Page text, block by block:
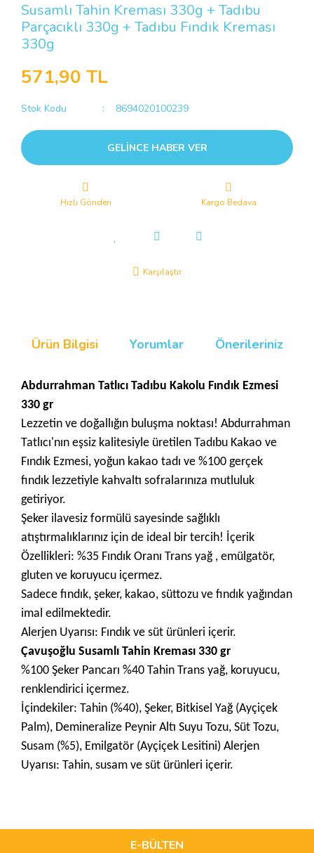
Susamlı Tahin Kreması 330g + Tadıbu
Parçacıklı 330g + Tadıbu Fındık Kreması
330g
571,90 TL
Stok Kodu 8694020100239
GELİNCE HABER VER
Hızlı Gönderi Kargo Bedava
Karşılaştır
Ürün Bilgisi Yorumlar Önerileriniz
Abdurrahman Tatlıcı Tadıbu Kakolu Fındık Ezmesi
330 gr
Lezzetin ve doğallığın buluşma noktası! Abdurrahman
Tatlıcı'nın eşsiz kalitesiyle üretilen Tadıbu Kakao ve
Fındık Ezmesi, yoğun kakao tadı ve %100 gerçek
fındık lezzetiyle kahvaltı sofralarınıza mutluluk
getiriyor.
Şeker ilavesiz formülü sayesinde sağlıklı
atıştırmalıklarınız için de ideal bir tercih! İçerik
Özellikleri: %35 Fındık Oranı Trans yağ , emülgatör,
gluten ve koruyucu içermez.
Sadece fındık, şeker, kakao, süttozu ve fındık yağından
imal edilmektedir.
Alerjen Uyarısı: Fındık ve süt ürünleri içerir.
Çavuşoğlu Susamlı Tahin Kreması 330 gr
%100 Şeker Pancarı %40 Tahin Trans yağ, koruyucu,
renklendirici içermez.
İçindekiler: Tahin (%40), Şeker, Bitkisel Yağ (Ayçiçek
Palm), Demineralize Peynir Altı Suyu Tozu, Süt Tozu,
Susam (%5), Emilgatör (Ayçiçek Lesitini) Alerjen
Uyarısı: Tahin, susam ve süt ürünleri içerir.
kullanarak tarafımıza iletebilirsiniz.
Görüş ve önerileriniz için teşekkür ederiz.
E-BÜLTEN